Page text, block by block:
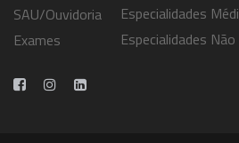
SAU/Ouvidoria
Exames
Especialidades
Especialidades